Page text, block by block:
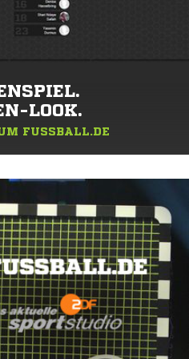
LOOK.
FUSSBALL.DE